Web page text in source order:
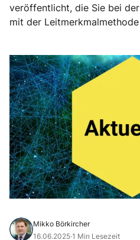
veröffentlicht, die Sie bei
mit der
Mikko Börkircher
16.06.2025·1 Min Lesezeit